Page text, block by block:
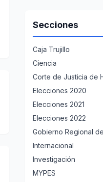
Secciones
Caja Trujillo
Ciencia
Corte de Justicia de
Elecciones 2020
Elecciones 2021
Elecciones 2022
Gobierno Regional
Internacional
Investigación
MYPES